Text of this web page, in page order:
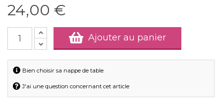
24,00 €
Ajouter au panier
Bien choisir sa nappe de table
J'ai une question concernant cet article